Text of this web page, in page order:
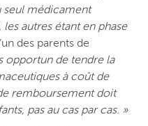
seul médicament
autres étant en phase
des parents de
opportun de tendre la
à coût de
remboursement doit
pas au cas par cas. »